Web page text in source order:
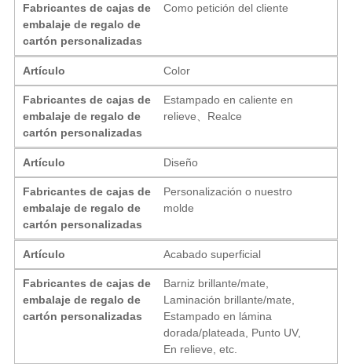
Fabricantes de cajas de
embalaje de regalo de
cartón personalizadas
Como petición del cliente
Artículo Color
Fabricantes de cajas de
embalaje de regalo de
cartón personalizadas
Estampado en caliente en
relieve、Realce
Artículo Diseño
Fabricantes de cajas de
embalaje de regalo de
cartón personalizadas
Personalización o nuestro
molde
Artículo Acabado superficial
Fabricantes de cajas de
embalaje de regalo de
cartón personalizadas
Barniz brillante/mate,
Laminación brillante/mate,
Estampado en lámina
dorada/plateada, Punto UV,
En relieve, etc.